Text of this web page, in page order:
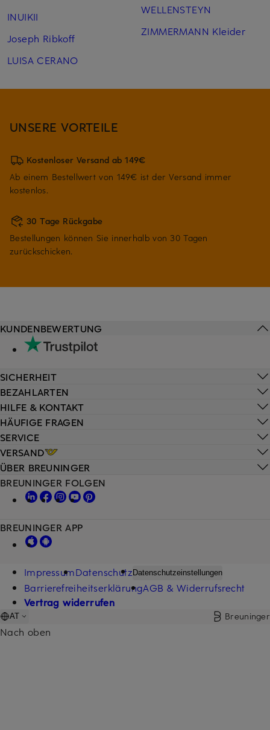
INUIKII
Joseph Ribkoff
LUISA CERANO
WELLENSTEYN
ZIMMERMANN Kleider
UNSERE VORTEILE
Kostenloser Versand ab 149€
Ab einem Bestellwert von 149€ ist der Versand immer
kostenlos.
30 Tage Rückgabe
Bestellungen können Sie innerhalb von 30 Tagen
zurückschicken.
HILFE & KONTAKT
HÄUFIGE FRAGEN
SERVICE
VERSAND
KUNDENBEWERTUNG
SICHERHEIT
BEZAHLARTEN
ÜBER BREUNINGER
BREUNINGER FOLGEN
BREUNINGER APP
ImpressumDatenschutzDatenschutzeinstellungen
BarrierefreiheitserklärungAGB & Widerrufsrecht
Vertrag widerrufen
AT Breuninger
Nach oben